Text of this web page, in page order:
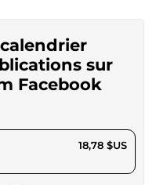
sur
Facebook
18,78 $US